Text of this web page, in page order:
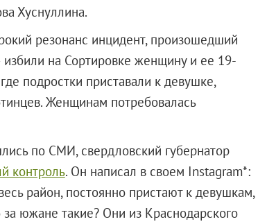
Хуснуллина.
резонанс инцидент, произошедший
на Сортировке женщину и ее 19-
подростки приставали к девушке,
Женщинам потребовалась
по СМИ, свердловский губернатор
контроль. Он написал в своем Instagram*:
район, постоянно пристают к девушкам,
южане такие? Они из Краснодарского